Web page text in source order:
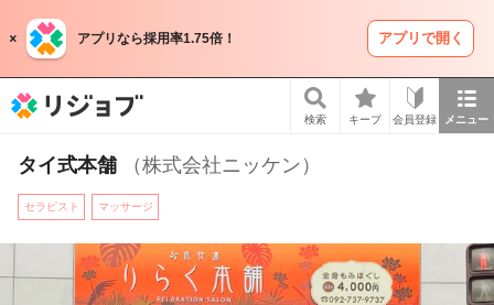
アプリなら採用率1.75倍！ アプリで開く
検索 キープ 会員登録 メニュー
タイ式本舗 （株式会社ニッケン）
セラピスト マッサージ